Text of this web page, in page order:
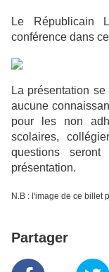
Le Républicain
conférence dans
La présentation
aucune
pour les non
scolaires,
questions
présentation.
N.B : l'image de ce billet
Partager